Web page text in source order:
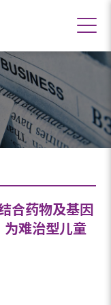
合药物及基因
为难治型儿童